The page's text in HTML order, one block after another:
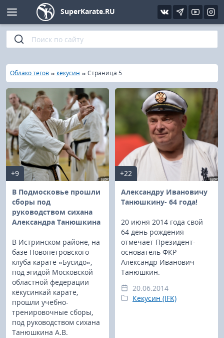
SuperKarate.RU
Главная
»
Облако тегов » кекусин » Страница 5
+9
В Подмосковье прошли
сборы под
руководством сихана
Александра Танюшкина
В Истринском районе, на
базе Новопетровского
клуба карате «Бусидо»,
под эгидой Московской
областной федерации
кёкусинкай карате,
прошли учебно-
тренировочные сборы,
под руководством сихана
Танюшкина А.В.
+22
Александру Ивановичу
Танюшкину- 64 года!
20 июня 2014 года свой
64 день рождения
отмечает Президент-
основатель ФКР
Александр Иванович
Танюшкин.
20.06.2014
Кекусин (IFK)
Киокушинкай
Кёкусин (IFK)
Шинкиокушинкай
Кекусин-кан
Кикбоксинг и K-1
Бокс
UFC и MMA
Муай тай
Фото
Видео
Интервью
Статьи
Уроки каратэ
Файлы
Библиотека